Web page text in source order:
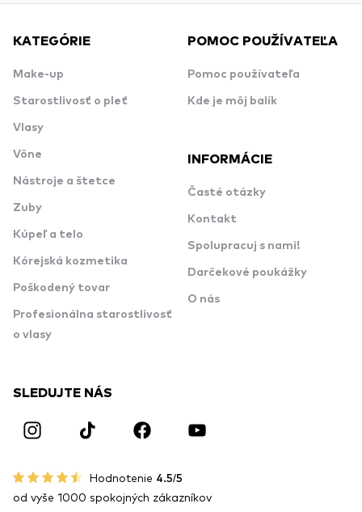
KATEGÓRIE
Make-up
Starostlivosť o pleť
Vlasy
Vône
Nástroje a štetce
Zuby
Kúpeľ a telo
Kórejská kozmetika
Poškodený tovar
Profesionálna starostlivosť
o vlasy
POMOC POUŽÍVATEĽA
Pomoc používateľa
Kde je môj balík
INFORMÁCIE
Časté otázky
Kontakt
Spolupracuj s nami!
Darčekové poukážky
O nás
SLEDUJTE NÁS
Hodnotenie 4.5/5
od vyše 1000 spokojných zákazníkov